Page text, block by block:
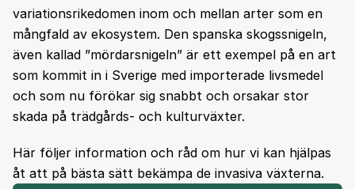
variationsrikedomen inom och mellan arter som en
mångfald av ekosystem. Den spanska skogssnigeln,
även kallad ”mördarsnigeln” är ett exempel på en art
som kommit in i Sverige med importerade livsmedel
och som nu förökar sig snabbt och orsakar stor
skada på trädgårds- och kulturväxter.
Här följer information och råd om hur vi kan hjälpas
åt att på bästa sätt bekämpa de invasiva växterna.